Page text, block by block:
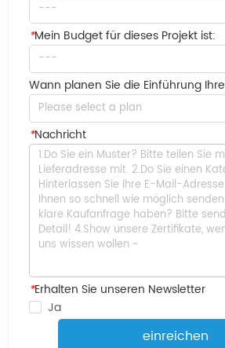
---
*Mein Budget für dieses Projekt ist:
---
Wann planen Sie die Einführung
Please select a plan
*Nachricht
*Erhalten Sie unseren Newsletter
Ja
einreichen